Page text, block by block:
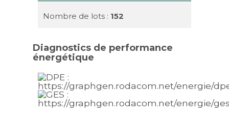
Nombre de lots : 152
Diagnostics de performance
énergétique